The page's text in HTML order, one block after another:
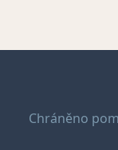
Chráněno